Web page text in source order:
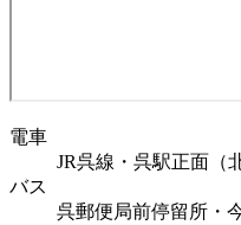
電車
JR呉線・呉駅正面（
バス
呉郵便局前停留所・